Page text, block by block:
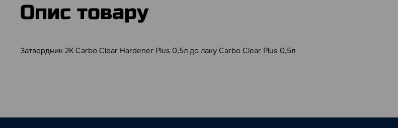
Опис товару
Затвердник 2К Carbo Clear Hardener Plus 0,5л до лаку Carbo Clear Plus 0,5л